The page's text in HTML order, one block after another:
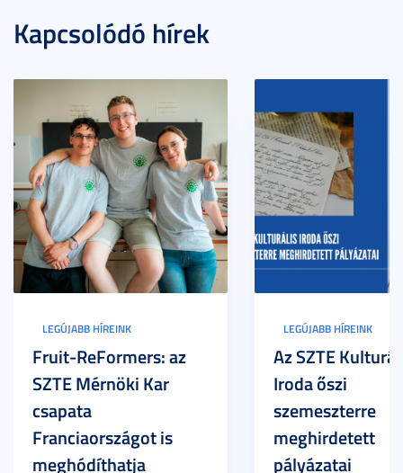
Kapcsolódó hírek
LEGÚJABB HÍREINK
Fruit-ReFormers: az
SZTE Mérnöki Kar
csapata
Franciaországot is
meghódíthatja
LEGÚJABB HÍREINK
Az SZTE
Iroda őszi
szemeszterre
meghirdetett
pályázatai